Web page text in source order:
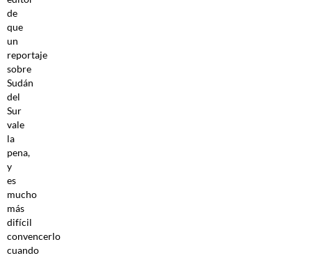
de
que
un
reportaje
sobre
Sudán
del
Sur
vale
la
pena,
y
es
mucho
más
difícil
convencerlo
cuando